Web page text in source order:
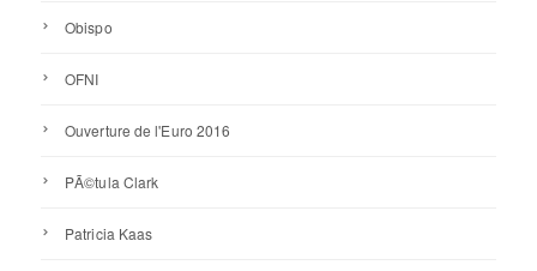
Obispo
OFNI
Ouverture de l'Euro 2016
PÃ©tula Clark
Patricia Kaas